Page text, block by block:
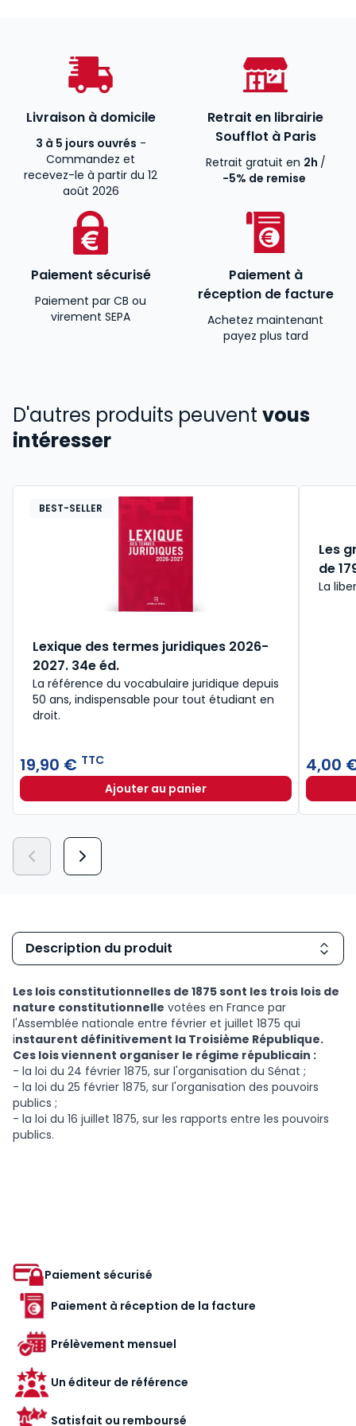
Livraison à domicile
3 à 5 jours ouvrés -
Commandez et
recevez-le à partir du 12
août 2026
Retrait en librairie
Soufflot à Paris
Retrait gratuit en 2h /
-5% de remise
Paiement sécurisé
Paiement par CB ou
virement SEPA
Paiement à
réception de facture
Achetez maintenant
payez plus tard
D'autres produits peuvent vous
intéresser
BEST-SELLER
Lexique des termes juridiques 2026-
2027. 34e éd.
La référence du vocabulaire juridique depuis
50 ans, indispensable pour tout étudiant en
droit.​
19,90 € TTC
Ajouter au panierLexique des termes juridiques
Les
de
La
4,00
Description du produit
Les lois constitutionnelles de 1875 sont les trois lois de
nature constitutionnelle votées en France par
l'Assemblée nationale entre février et juillet 1875 qui
instaurent définitivement la Troisième République.
Ces lois viennent organiser le régime républicain :
- la loi du 24 février 1875, sur l'organisation du Sénat ;
- la loi du 25 février 1875, sur l'organisation des pouvoirs
publics ;
- la loi du 16 juillet 1875, sur les rapports entre les pouvoirs
publics.
Paiement sécurisé
Paiement à réception de la facture
Prélèvement mensuel
Un éditeur de référence
Satisfait ou remboursé